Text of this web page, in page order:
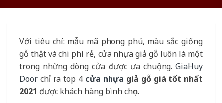
Với tiêu chí: mẫu mã phong phú, màu sắc giống
gỗ thật và chi phí rẻ, cửa nhựa giả gỗ luôn là một
trong những dòng cửa được ưa chuộng. GiaHuy
Door chỉ ra top 4 cửa nhựa giả gỗ giá tốt nhất
2021 được khách hàng bình chọn.